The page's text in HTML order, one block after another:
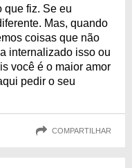
que fiz. Se eu
Mas, quando
coisas que não
internalizado isso ou
você é o maior amor
pedir o seu
COMPARTILHAR